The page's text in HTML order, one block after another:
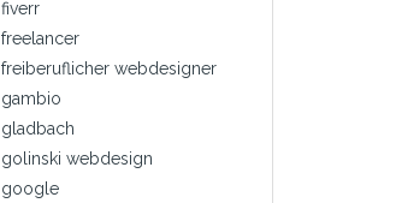
fiverr
freelancer
freiberuflicher webdesigner
gambio
gladbach
golinski webdesign
google